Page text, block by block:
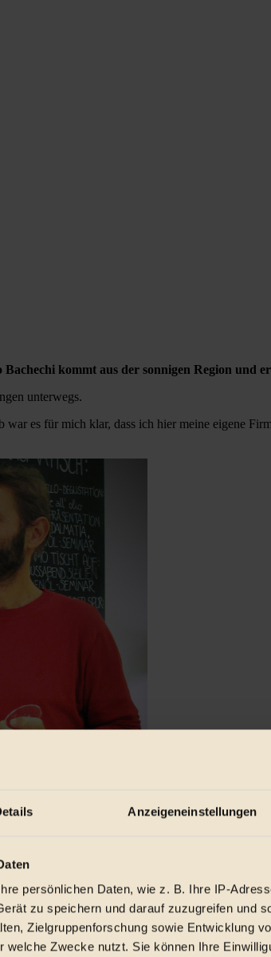
Anzeigeneinstellungen
persönlichen Daten, wie z. B. Ihre IP-
zu speichern und darauf zuzugreifen und
Zielgruppenforschung sowie Entwicklung
welche Zwecke nutzt. Sie können Ihre
kommt aus der sonnigen Region und
unterwegs.
es für mich klar, dass ich hier meine eigene
möchte seine Erfahrungen aus der Toskana
als ein sich entwickelndes Ökosystem“, erklärt